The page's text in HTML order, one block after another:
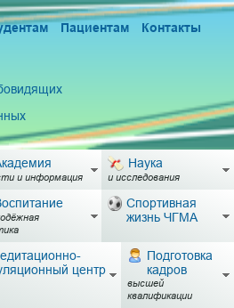
Пациентам
Контакты
и информация
Наука
и исследования
Спортивная
жизнь ЧГМА
центр
Подготовка
кадров
высшей
квалификации